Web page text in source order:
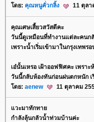
ดย: คุณหนูคั่วกลิ้ง 11 ตุลา
คุณเศษเสี้ยวสวัสดีคะ
วันนี้ดูเหมือนที่ทำงานแต่ละคน
เพราะน้ำเริ่มเข้ามาในกรุงเทพ
เอ๋นั้นเหรอ เฝ้าออฟฟิศคะ เพรา
วันนี้กลับห้องทันก่อนฝนตกหนัก เ
ดย: aenew 11 ตุลาคม
วะมาทักทา
กำลังลุ้นกลัวน้ำท่วมบ้านค่ะ